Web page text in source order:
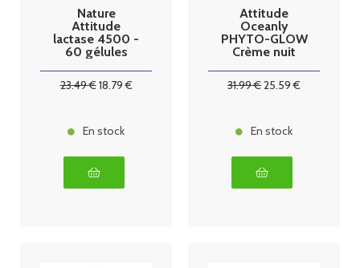
Nature
Attitude
lactase 4500 -
60 gélules
23.49€18.79€
En stock
Attitude
Oceanly
PHYTO-GLOW
Crème nuit
31.99€25.59 €
En stock